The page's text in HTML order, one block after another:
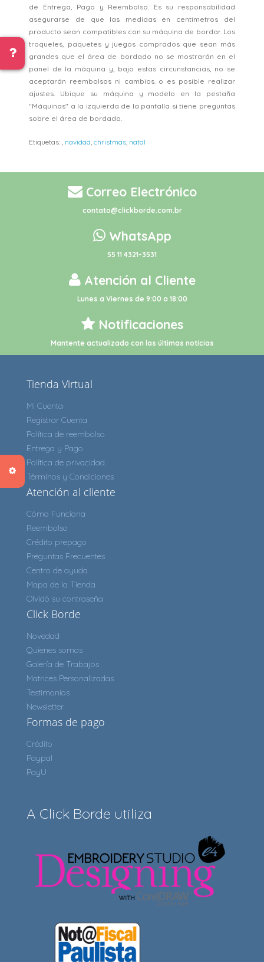
de Entrega, Pago y Reembolso. Es su responsabilidad
asegurarse de que las medidas en centímetros del
producto sean compatibles con su máquina de bordar. Los
troqueles, paquetes y juegos comprados que sean más
grandes que el área de bordado no se mostrarán en el
panel de la máquina y, bajo estas circunstancias, no se
aceptarán reembolsos ni cambios. o es posible realizar
ajustes. Ubique su máquina y modelo en la pestaña
"Máquinas" a la izquierda de la pantalla si tiene preguntas
sobre el área de bordado.
Etiquetas:, navidad,christmas, natal
Correo Electrónico
contato@clickborde.com.br
WhatsApp
55 11 4321-3531
Atención al Cliente
Lunes a Viernes de 9:00 a 18:00
Notificaciones
Mantente actualizado con las últimas noticias
Tienda Virtual
Mi Cuenta
Registrar Cuenta
Política de reembolso
Entrega y Pago
Política de privacidad
Términos y Condiciones
Atención al cliente
Cómo Funciona
Reembolso
Crédito prepago
Preguntas Frecuentes
Centro de ayuda
Mapa de la Tienda
Olvidó su contraseña
Click Borde
Novedad
Quienes somos
Galería de Trabajos
Matrices Personalizadas
Testimonios
Newsletter
Formas de pago
Crédito
Paypal
PayU
A Click Borde utiliza